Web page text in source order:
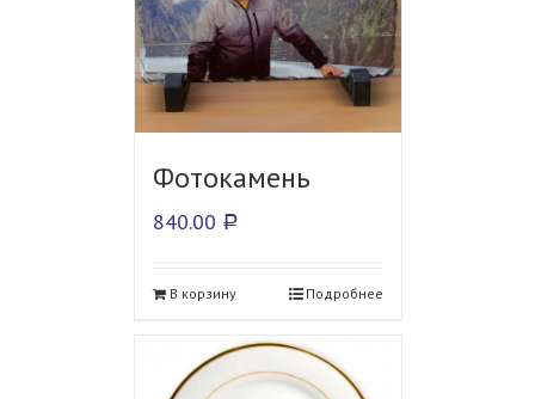
Фотокамень
840.00 Р
В корзину Подробнее